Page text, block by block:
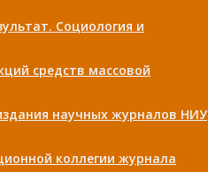
Социология и
средств массовой
научных журналов НИУ
коллегии журнала